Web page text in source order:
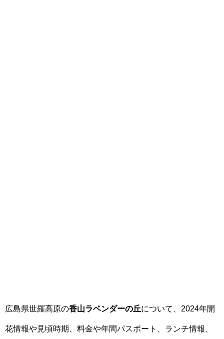
広島県世羅高原の香山ラベンダーの丘について、2024年開
花情報や見頃時期、料金や年間パスポート、ランチ情報、